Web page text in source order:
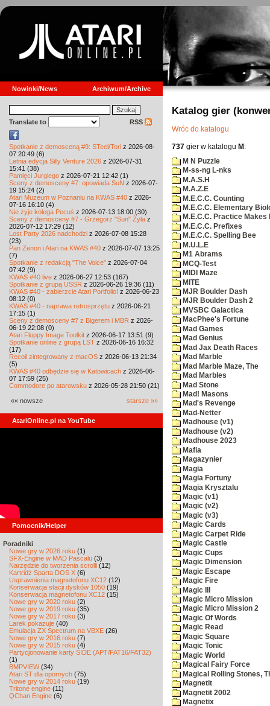
Nowinki/News Archiwum/Archive
Translate to RSS
Spotkanie z demosceną #9: STeel/Tori z 2026-08-
07 20:49 (6)
Letnia edycja Silly Venture 2026 z 2026-07-31
15:41 (38)
Pamięci Jurgiego z 2026-07-21 12:42 (1)
Sceny z demosceny #7: opowiada SuN z 2026-07-
19 15:24 (2)
Atari Muzeum w Poznaniu na KWAS #40 z 2026-
07-16 16:10 (4)
Nie żyje kolega Pecuś z 2026-07-13 18:00 (30)
Sceny z demosceny #7 - Grzegorz "Sun" Żyła z
2026-07-12 17:29 (12)
Lost Party 2026 nadchodzi z 2026-07-08 15:28
(23)
Pan Zenon i Atari na KWAS #40 z 2026-07-07 13:25
(7)
Spotkanie z redakcją "The Voice" z 2026-07-04
07:42 (9)
KWAS #40 live z 2026-06-27 12:53 (167)
Spotkanie z grupą USSR z 2026-06-26 19:36 (11)
KWAS #40 - zabierzcie Atari Portfolio! z 2026-06-23
08:12 (0)
KWAS #40 - naprawa retrosprzętu z 2026-06-21
17:15 (1)
Sceny z demosceny #7 z Bigerem i MBR z 2026-
06-19 22:08 (0)
Atari Floppy Image Toolkit z 2026-06-17 13:51 (9)
Spotkanie online z grupą LST z 2026-06-16 16:32
(17)
Recoil zintegrowany z macOS z 2026-06-13 21:34
(5)
KWAS #40 odbędzie się w Katowicach z 2026-06-
07 17:59 (25)
Commodore po atarowsku z 2026-05-28 21:50 (21)
«« nowsze starsze »»
AtariOnline.pl na YouTube
Pomocnik/Helper
Poradniki
Nowe gry w 2026 roku (1)
SFX-Engine w MAD Pascalu (3)
Narzędzie do tworzenia scrolli (12)
Kartridż Sparta DOS X (6)
Usprawnienia magnetofonu XC12 (12)
Konserwacja stacji dysków 1050 (19)
Konserwacja magnetofonu XC12 (15)
Nowe gry w 2020 roku (2)
Nowe gry w 2019 roku (35)
Nowe gry w 2017 roku (3)
Larek pokazuje (40)
Emulacja ZX Spectrum na VBXE (26)
Nowe gry w 2016 roku (7)
Nowe gry w 2015 roku (4)
Partycjonowanie karty SIDE (APT/FAT16/FAT32)
(1)
BMPVIEW(34)
Atari ST dla opornych (75)
Nowe gry w 2014 roku (19)
Tritone engine (11)
QChan Engine (6)
Katalog gier
Wróc do katalogu
737 gier w katalogu M :
M N Puzzle
M-ss-ng L-nks
M.A.S.H
M.A.Z.E
M.E.C.C. Counting
M.E.C.C. Elementary
M.E.C.C. Practice Makes
M.E.C.C. Prefixes
M.E.C.C. Spelling Bee
M.U.L.E
M1 Abrams
MCQ-Test
MIDI Maze
MITE
MJR Boulder Dash
MJR Boulder Dash 2
MVSBC Galactica
MacPhee's Fortune
Mad Games
Mad Genius
Mad Jax Death Races
Mad Marble
Mad Marble Maze, The
Mad Marbles
Mad Stone
Mad! Masons
Mad's Revenge
Mad-Netter
Madhouse (v1)
Madhouse (v2)
Madhouse 2023
Mafia
Magazynier
Magia
Magia Fortuny
Magia Krysztalu
Magic (v1)
Magic (v2)
Magic (v3)
Magic Cards
Magic Carpet Ride
Magic Castle
Magic Cups
Magic Dimension
Magic Escape
Magic Fire
Magic III
Magic Micro Mission
Magic Micro Mission 2
Magic Of Words
Magic Read
Magic Square
Magic Tonic
Magic World
Magical Fairy Force
Magical Rolling Stones,
Magnetit
Magnetit 2002
Magnetix